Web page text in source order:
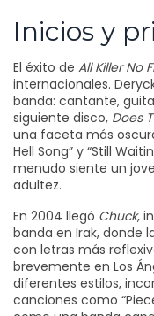
Inicios y
El éxito de All Killer No
internacionales.
banda: cantante,
siguiente disco, Does
una faceta más
Hell Song” y “Still
menudo siente un
adultez.
En 2004 llegó Chuck,
banda en Irak, donde
con letras más
brevemente en Los
diferentes estilos,
canciones como